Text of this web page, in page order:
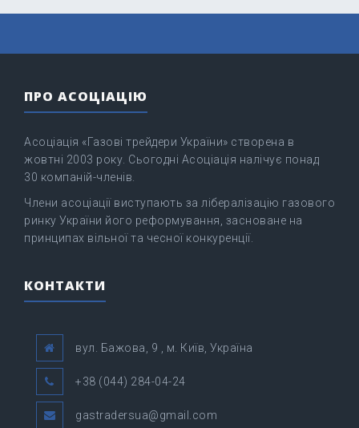
ПРО АСОЦІАЦІЮ
Асоціація «Газові трейдери України» створена в
жовтні 2003 року. Сьогодні Асоціація налічує понад
30 компаній-членів.
Члени асоціації виступають за лібералізацію газового
ринку України його реформування, засноване на
принципах вільної та чесної конкуренції.
КОНТАКТИ
вул. Бажова, 9 , м. Київ, Україна
+38 (044) 284-04-24
gastradersua@gmail.com